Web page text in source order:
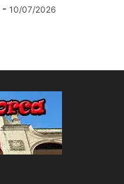
- 10/07/2026